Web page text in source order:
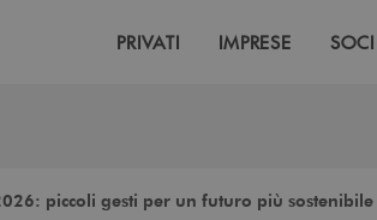
PRIVATI IMPRESE SOCI
piccoli gesti per un futuro più sostenibile